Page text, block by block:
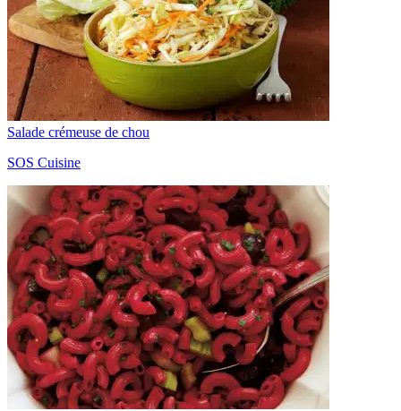
Salade crémeuse de chou
SOS Cuisine